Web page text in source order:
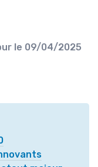
le 09/04/2025